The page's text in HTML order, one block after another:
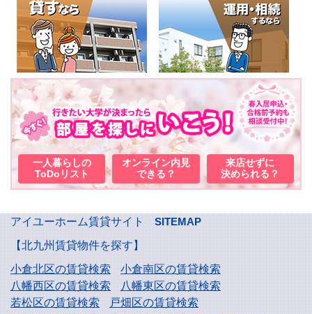
一人暮らしの
ToDoリスト
オンライン内見
できる？
来店せずに
決められる？
アイユーホーム賃貸サイト
SITEMAP
【北九州賃貸物件を探す】
小倉北区の賃貸検索
小倉南区の賃貸検索
八幡西区の賃貸検索
八幡東区の賃貸検索
若松区の賃貸検索
戸畑区の賃貸検索